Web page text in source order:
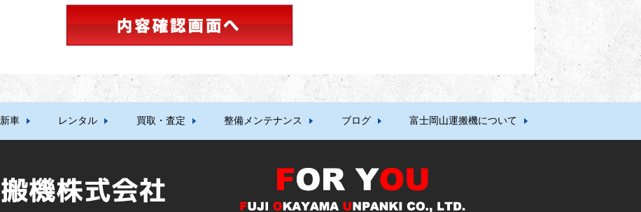
新車 レンタル 買取・査定 整備メンテナンス ブログ 富士岡山運搬機について